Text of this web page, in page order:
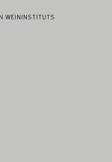
WEININSTITUTS